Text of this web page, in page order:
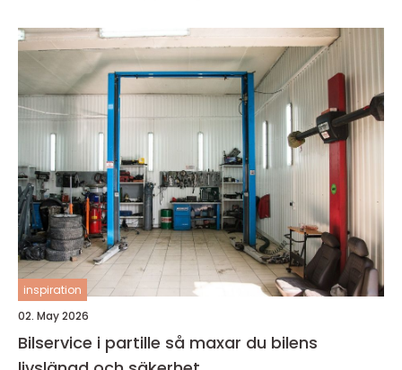
inspiration
02. May 2026
Bilservice i partille så maxar du bilens